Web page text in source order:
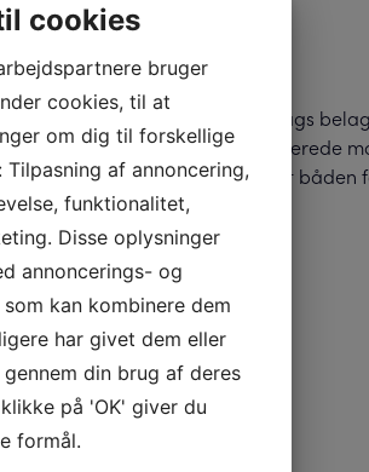
ORCA 5-lags stof
Udstyret med Orca fem-lags
elementerne. Dette avancerede
kemikalier, hvilket sikrer, at
forhold.
cookies
bruger
cookies, til at
om dig til forskellige
Tilpasning af annoncering,
funktionalitet,
Disse oplysninger
annoncerings- og
kan kombinere dem
har givet dem eller
din brug af deres
på 'OK' giver du
formål.